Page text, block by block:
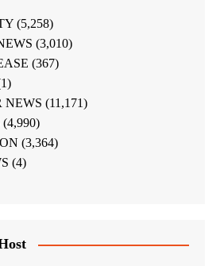
(5,258)
(3,010)
(367)
NEWS (11,171)
(4,990)
(3,364)
(4)